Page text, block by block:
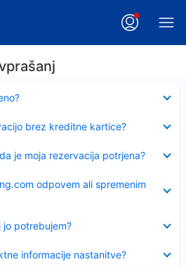
brez kreditne kartice?
je moja rezervacija potrjena?
odpovem ali spremenim
jo potrebujem?
informacije nastanitve?